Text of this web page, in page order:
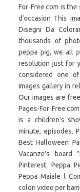
For-Free.com is
d'occasion This
Disegni Da
thousands of
peppa pig, we all
resolution just for
considered one
images gallery in
Our images are
Pages-For-
is a children’s
minute, episodes.
Best Halloween
Vacanze's board
Pinterest. Peppa
Peppa Maiale l
colori video per